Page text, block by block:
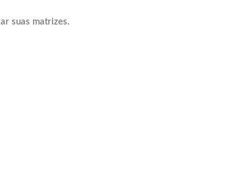
suas matrizes.